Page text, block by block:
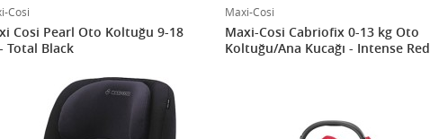
Cosi
Cosi Pearl Oto Koltuğu 9-18
Kg - Total Black
Maxi-Cosi
Maxi-Cosi Cabriofix 0-13 kg Oto
Koltuğu/Ana Kucağı - Intense Red